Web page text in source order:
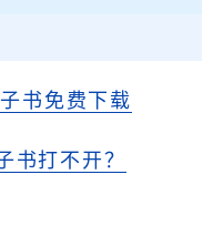
书免费下载
书打不开？